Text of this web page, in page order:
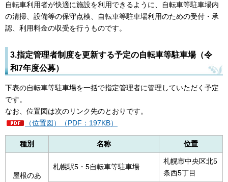
自転車利用者が快適に施設を利用できるように、自転車等駐車場内
の清掃、設備等の保守点検、自転車等駐車場利用のための受付・承
認、利用料金の収受を行うものです。
3.指定管理者制度を更新する予定の自転車等駐車場（令
和7年度公募）
下表の自転車等駐車場を一括で指定管理者に管理していただく予定
です。
なお、位置図は次のリンク先のとおりです。
（位置図）（PDF：197KB）
種別 名称 位置
屋根のあ
札幌駅5・5自転車等駐車場
札幌市中央区北5
条西5丁目